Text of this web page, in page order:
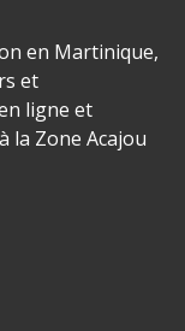
en Martinique,
et
ligne et
la Zone Acajou